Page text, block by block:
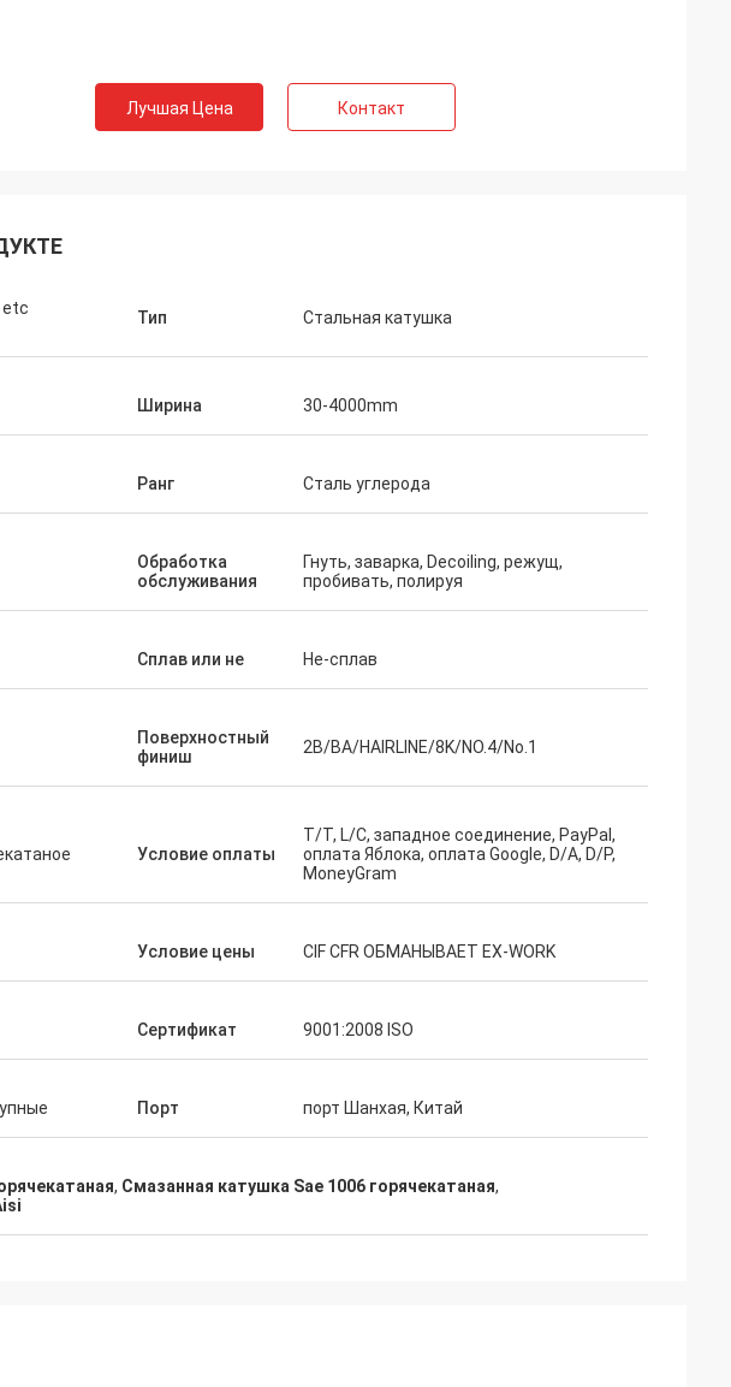
Марк Galon
для того чтобы сказать нас
и это наш заказ второго раза.
Лучшая Цена Контакт
etc
Тип Стальная катушка
Ширина 30-4000mm
Ранг Сталь углерода
Обработка
обслуживания
Гнуть, заварка, Decoiling, режущ,
пробивать, полируя
Сплав или не Не-сплав
Поверхностный
финиш
2B/BA/HAIRLINE/8K/NO.4/No.1
Условие оплаты
T/T, L/C, западное соединение, PayPal,
оплата Яблока, оплата Google, D/A, D/P,
MoneyGram
Условие цены CIF CFR ОБМАНЫВАЕТ EX-WORK
Сертификат 9001:2008 ISO
Порт порт Шанхая, Китай
, Смазанная катушка Sae 1006 горячекатаная,